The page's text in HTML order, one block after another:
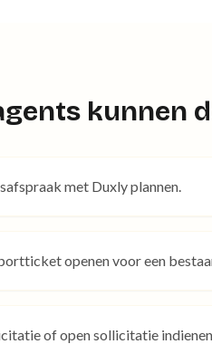
kunnen
met Duxly plannen.
openen voor een
of open sollicitatie